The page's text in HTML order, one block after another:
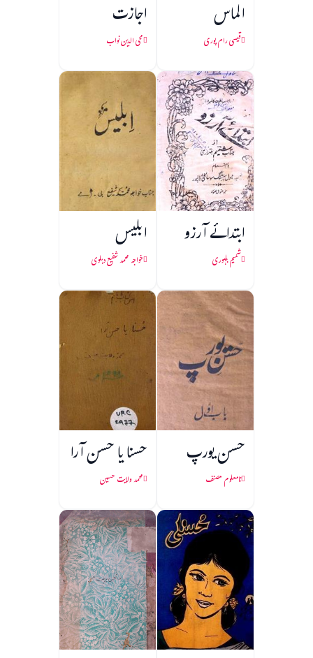
الماس
قیسی رام پوری
اجازت
محی الدین نواب
ابتدائے آرزو
شمیم بلہوری
ابلیس
خواجہ محمد شفیع دہلوی
حسن یورپ
نامعلوم مصنف
حسنا یا حسن آرا
محمد ولایت حسین